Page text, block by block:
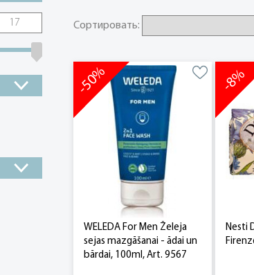
Сортировать:
WELEDA For Men Želeja
sejas mazgāšanai - ādai un
bārdai, 100ml, Art. 9567
-50%
Nesti
-8%